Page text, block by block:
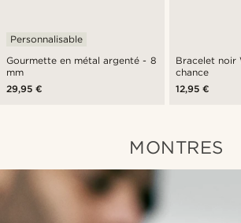
Gourmette en métal argenté - 8
mm
Personnalisable
29,95 €
Bracelet noir Whit à noeud de
chance
12,95 €
MONTRES